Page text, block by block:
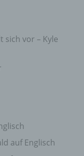
sich vor – Kyle
auf Englisch